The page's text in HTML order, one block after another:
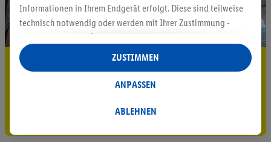
5.95 € Versand sparen³²ᵃ
Jetzt zum Newsletter anmelden
Gutschein sichern!
Informationen in Ihrem Endgerät erfolgt. Diese sind teilweise
technisch notwendig oder werden mit Ihrer Zustimmung -
auch durch Partner (u.a.
Verantwortliche; im Zusammenhang mit dem IAB TCF
insgesamt
Statistik-Erstellung oder für personalisierte Werbung
Datenverarbeitungen für personalisierte Werbung werden
Dritten die Ausspielung von Werbung außerhalb der Lidl-
ABLEHNEN
ANPASSEN
ZUSTIMMEN